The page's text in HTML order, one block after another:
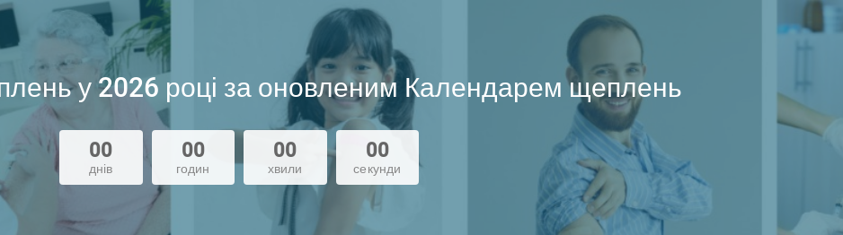
у 2026 році за оновленим Календарем щеплень
00
днів
00
годин
00
хвили
00
секунди